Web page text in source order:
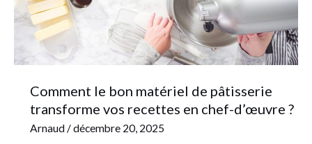
Comment le bon matériel de pâtisserie
transforme vos recettes en chef-d’œuvre ?
Arnaud/décembre 20, 2025
pâtisserie
transforme
en
chef-
d’œuvre